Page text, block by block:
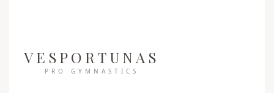
VESPORTUNAS
PRO GYMNASTICS